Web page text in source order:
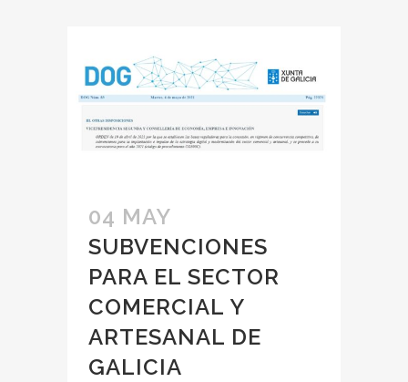
04 MAY
SUBVENCIONES
PARA EL SECTOR
COMERCIAL Y
ARTESANAL DE
GALICIA